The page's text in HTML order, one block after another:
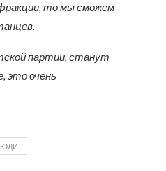
то мы сможем
партии, станут
это очень